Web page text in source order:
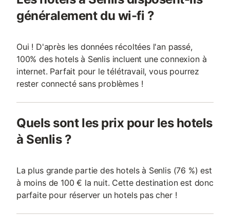
généralement du wi-fi ?
Oui ! D'après les données récoltées l'an passé,
100% des hotels à Senlis incluent une connexion à
internet. Parfait pour le télétravail, vous pourrez
rester connecté sans problèmes !
Quels sont les prix pour les hotels
à Senlis ?
La plus grande partie des hotels à Senlis (76 %) est
à moins de 100 € la nuit. Cette destination est donc
parfaite pour réserver un hotels pas cher !